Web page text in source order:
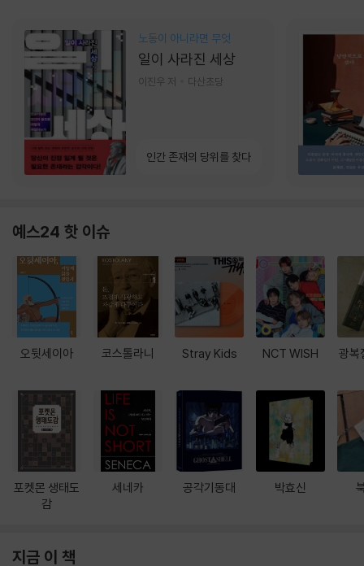
노동이 아니라면 무엇
일이 사라진 세상
이진우 저 다산초당
인간 존재의 당위를 찾다
예스24 핫 이슈
오뒷세이아
포켓몬 생태도
감
코스톨라니
세네카
Stray Kids
공각기동대
NCT WISH
박효신
광복
지금 이 책